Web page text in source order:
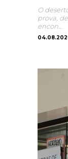
O
prova,
encon…